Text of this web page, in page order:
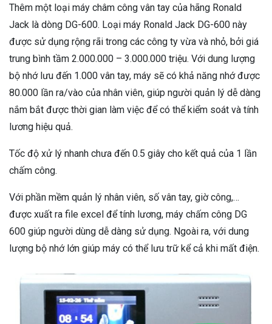
Thêm một loại máy châm công vân tay của hãng Ronald
Jack là dòng DG-600. Loại máy Ronald Jack DG-600 này
được sử dụng rộng rãi trong các công ty vừa và nhỏ, bởi giá
trung bình tầm 2.000.000 – 3.000.000 triệu. Với dung lượng
bộ nhớ lưu đến 1.000 vân tay, máy sẽ có khả năng nhớ được
80.000 lần ra/vào của nhân viên, giúp người quản lý dễ dàng
nắm bắt được thời gian làm việc để có thể kiểm soát và tính
lương hiệu quả.
Tốc độ xử lý nhanh chưa đến 0.5 giây cho kết quả của 1 lần
chấm công.
Với phần mềm quản lý nhân viên, số vân tay, giờ công,…
được xuất ra file excel để tính lương, máy chấm công DG
600 giúp người dùng dễ dàng sử dụng. Ngoài ra, với dung
lượng bộ nhớ lớn giúp máy có thể lưu trữ kể cả khi mất điện.